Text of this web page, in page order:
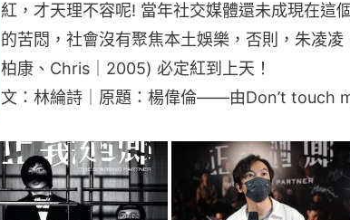
紅，才天理不容呢! 當年社交媒體還未成現在這
的苦悶，社會沒有聚焦本土娛樂，否則，朱凌
柏康、Chris｜2005) 必定紅到上天！
文：林綸詩｜原題：楊偉倫——由Don’t touch